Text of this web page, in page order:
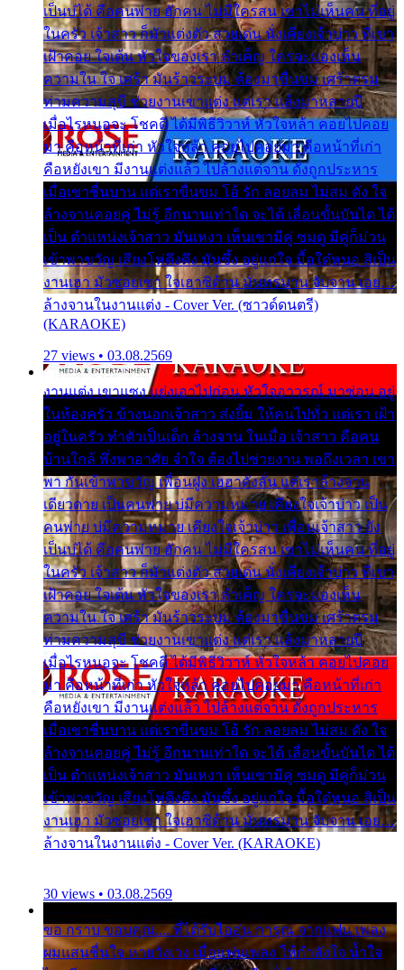
เป็นบ่ได้ คือคนพ่าย ฮักคน ไม่มีใครสน เขาไม่เห็นคน ที่อยู่
ในครัว เจ้าสาว ก็มัวแต่งตัว สวยเด่น นั่งเคียงเจ้าบ่าว ที่เขา
เฝ้าคอย ใจเต้น หัวใจของเรา ลำเค็ญ ใครจะมองเห็น
ความใน ใจ เศร้า มันร้าวระบม ต้องมาขื่นขม เศร้าตรม
ท่ามความสุขี ช่วยงานเขาแต่ง แต่เรา แล้งมาหลายปี
เมื่อไรหนอจะ โชคดี ได้มีพิธีวิวาห์ หัวใจหล้า คอยไปคอย
มา คือหน้าที่เก่า หัวใจหล้า คอยไปคอยมา คือหน้าที่เก่า
คือหยังเขา มีงานแต่งแล้ว ไปล้างแต่จาน ดั่งถูกประหาร
เมื่อเขาชื่นบาน แต่เราขื่นขม โอ้ รัก ลอยลม ไม่สม ดัง ใจ
ล้างจานคอยคู่ ไม่รู้ อีกนานเท่าใด จะได้ เลื่อนขั้นบันได ได้
เป็น ตำแหน่งเจ้าสาว มันเหงา เห็นเขามีคู่ ซมดู มีคู่ก็ม่วน
เข้าพาขวัญ เสียงโห่ตึงตึง มันซึ้ง อยู่แก่ใจ มื้อใด๋หนอ สิเป็น
งานเฮา มัวซอยเขา ใจเฮาซิด้าน มันทรมาน จับจาน เอย…
ล้างจานในงานแต่ง - Cover Ver. (ซาวด์ดนตรี)
(KARAOKE)
27 views • 03.08.2569
งานแต่ง เขาแซง แย่งเอาไปก่อน หัวใจอาวรณ์ มาซ่อน อยู่
ในห้องครัว ข้างนอกเจ้าสาว ส่งยิ้ม ให้คนไปทั่ว แต่เรา เฝ้า
อยู่ในครัว ทำตัวเป็นเด็ก ล้างจาน ในเมื่อ เจ้าสาว คือคน
บ้านใกล้ พึ่งพาอาศัย จำใจ ต้องไปช่วยงาน พอถึงเวลา เขา
พา กันเข้าพาขวัญ เพื่อนฝูง เฮฮาดังลั่น แต่เราล้างจาน
เดียวดาย เป็นคนพ่าย บ่มีความหมาย เคียงใจเจ้าบ่าว เป็น
คนพ่าย บ่มีความหมาย เคียงใจเจ้าบ่าว เพื่อนเจ้าสาว ยัง
เป็นบ่ได้ คือคนพ่าย ฮักคน ไม่มีใครสน เขาไม่เห็นคน ที่อยู่
ในครัว เจ้าสาว ก็มัวแต่งตัว สวยเด่น นั่งเคียงเจ้าบ่าว ที่เขา
เฝ้าคอย ใจเต้น หัวใจของเรา ลำเค็ญ ใครจะมองเห็น
ความใน ใจ เศร้า มันร้าวระบม ต้องมาขื่นขม เศร้าตรม
ท่ามความสุขี ช่วยงานเขาแต่ง แต่เรา แล้งมาหลายปี
เมื่อไรหนอจะ โชคดี ได้มีพิธีวิวาห์ หัวใจหล้า คอยไปคอย
มา คือหน้าที่เก่า หัวใจหล้า คอยไปคอยมา คือหน้าที่เก่า
คือหยังเขา มีงานแต่งแล้ว ไปล้างแต่จาน ดั่งถูกประหาร
เมื่อเขาชื่นบาน แต่เราขื่นขม โอ้ รัก ลอยลม ไม่สม ดัง ใจ
ล้างจานคอยคู่ ไม่รู้ อีกนานเท่าใด จะได้ เลื่อนขั้นบันได ได้
เป็น ตำแหน่งเจ้าสาว มันเหงา เห็นเขามีคู่ ซมดู มีคู่ก็ม่วน
เข้าพาขวัญ เสียงโห่ตึงตึง มันซึ้ง อยู่แก่ใจ มื้อใด๋หนอ สิเป็น
งานเฮา มัวซอยเขา ใจเฮาซิด้าน มันทรมาน จับจาน เอย…
ล้างจานในงานแต่ง - Cover Ver. (KARAOKE)
30 views • 03.08.2569
ขอ กราบ ขอบคุณ.... ที่ได้รับไออุ่น การุณ จากแฟน เพลง
ผมแสนชื่นใจ หายวังเวง เมื่อแฟนเพลง ให้กำลังใจ น้ำใจ